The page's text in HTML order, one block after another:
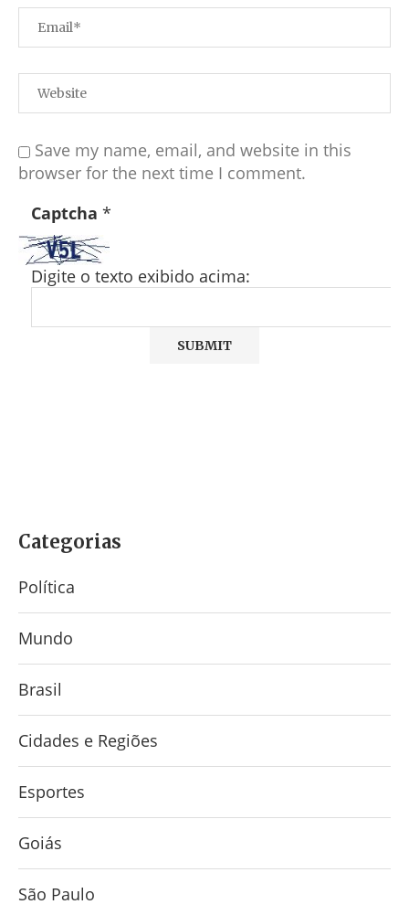
Save my name, email, and website in this
browser for the next time I comment.
Captcha *
Digite o texto exibido acima:
Categorias
Política
Mundo
Brasil
Cidades e Regiões
Esportes
Goiás
São Paulo